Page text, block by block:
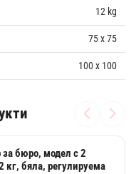
12 kg
75 x 75
100 x 100
бюро, модел с 2
кг, бяла, регулируема